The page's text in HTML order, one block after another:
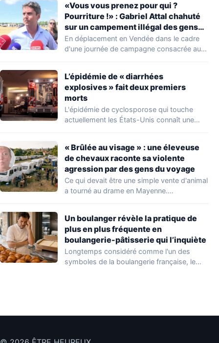
«Vous vous prenez pour qui ?
Pourriture !» : Gabriel Attal chahuté
sur un campement illégal des gens
du voyage
En déplacement en Vendée dans le cadre
d'une journée de campagne consacrée aux
L’épidémie de « diarrhées
explosives » fait deux premiers
morts
L'épidémie de cyclosporose qui touche
actuellement les États-Unis connaît une
« Brûlée au visage » : une éleveuse
de chevaux raconte sa violente
agression par des gens du voyage
Ce qui devait être une simple vente d'animal
a tourné au drame en Mayenne.…
Un boulanger révèle la pratique de
plus en plus fréquente en
boulangerie-pâtisserie qui l’inquiète
Longtemps considéré comme l'un des
symboles de la boulangerie française, le